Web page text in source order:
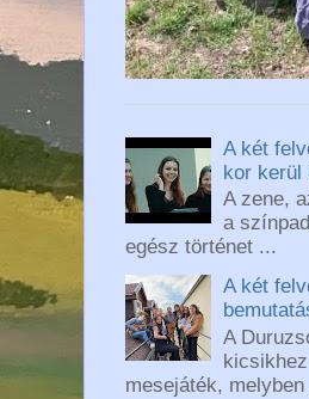
A két
kor kerül
A zene,
a
egész történet ...
A két
A
mesejáték, melyben